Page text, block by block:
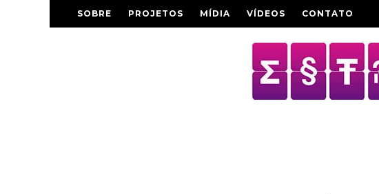
SOBRE PROJETOS MÍDIA VÍDEOS CONTATO